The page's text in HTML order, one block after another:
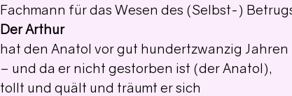
Fachmann für das Wesen des (Selbst-)
Der Arthur
hat den Anatol vor gut hundertzwanzig
– und da er nicht gestorben ist (der Anatol),
tollt und quält und träumt er sich